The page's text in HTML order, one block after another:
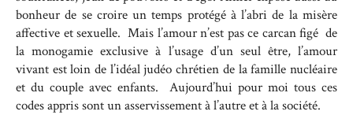
bonheur de se croire un temps protégé à l’abri de la misère
affective et sexuelle. Mais l’amour n’est pas ce carcan figé de
la monogamie exclusive à l’usage d’un seul être, l’amour
vivant est loin de l’idéal judéo chrétien de la famille nucléaire
et du couple avec enfants. Aujourd’hui pour moi tous ces
codes appris sont un asservissement à l’autre et à la société.